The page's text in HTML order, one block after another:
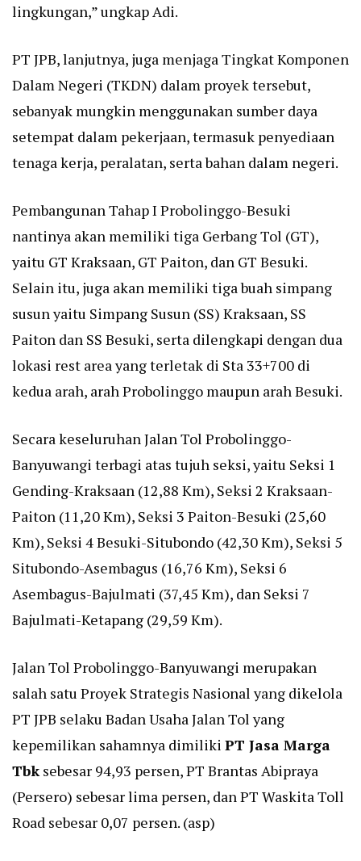
lingkungan,” ungkap Adi.
PT JPB, lanjutnya, juga menjaga Tingkat Komponen
Dalam Negeri (TKDN) dalam proyek tersebut,
sebanyak mungkin menggunakan sumber daya
setempat dalam pekerjaan, termasuk penyediaan
tenaga kerja, peralatan, serta bahan dalam negeri.
Pembangunan Tahap I Probolinggo-Besuki
nantinya akan memiliki tiga Gerbang Tol (GT),
yaitu GT Kraksaan, GT Paiton, dan GT Besuki.
Selain itu, juga akan memiliki tiga buah simpang
susun yaitu Simpang Susun (SS) Kraksaan, SS
Paiton dan SS Besuki, serta dilengkapi dengan dua
lokasi rest area yang terletak di Sta 33+700 di
kedua arah, arah Probolinggo maupun arah Besuki.
Secara keseluruhan Jalan Tol Probolinggo-
Banyuwangi terbagi atas tujuh seksi, yaitu Seksi 1
Gending-Kraksaan (12,88 Km), Seksi 2 Kraksaan-
Paiton (11,20 Km), Seksi 3 Paiton-Besuki (25,60
Km), Seksi 4 Besuki-Situbondo (42,30 Km), Seksi 5
Situbondo-Asembagus (16,76 Km), Seksi 6
Asembagus-Bajulmati (37,45 Km), dan Seksi 7
Bajulmati-Ketapang (29,59 Km).
Jalan Tol Probolinggo-Banyuwangi merupakan
salah satu Proyek Strategis Nasional yang dikelola
PT JPB selaku Badan Usaha Jalan Tol yang
kepemilikan sahamnya dimiliki PT Jasa Marga
Tbk sebesar 94,93 persen, PT Brantas Abipraya
(Persero) sebesar lima persen, dan PT Waskita Toll
Road sebesar 0,07 persen. (asp)